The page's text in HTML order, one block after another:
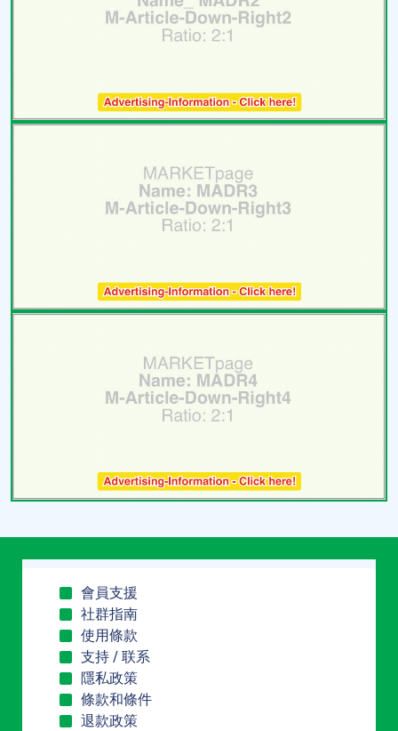
會員支援
社群指南
使用條款
支持 / 联系
隱私政策
條款和條件
退款政策